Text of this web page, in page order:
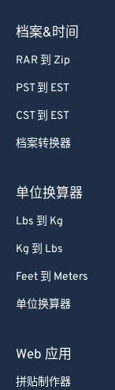
档案&时间
RAR 到 Zip
PST 到 EST
CST 到 EST
档案转换器
单位换算器
Lbs 到 Kg
Kg 到 Lbs
Feet 到 Meters
单位换算器
Web 应用
拼贴制作器